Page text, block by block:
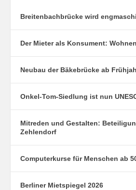
Breitenbachbrücke wird
Der Mieter als Konsument:
Neubau der Bäkebrücke ab
Onkel-Tom-Siedlung ist nun
Mitreden und Gestalten:
Zehlendorf
Computerkurse für Menschen ab
Berliner Mietspiegel 2026